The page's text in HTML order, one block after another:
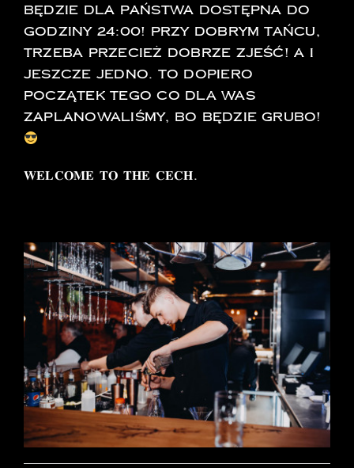
będzie dla Państwa dostępna do
godziny 24:00! Przy dobrym tańcu,
trzeba przecież dobrze zjeść! A i
jeszcze jedno. To dopiero
początek tego co dla Was
zaplanowaliśmy, bo będzie grubo!
𝐖𝐄𝐋𝐂𝐎𝐌𝐄 𝐓𝐎 𝐓𝐇𝐄 𝐂𝐄𝐂𝐇.